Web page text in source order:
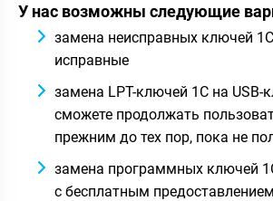
У нас возможны следующие
замена неисправных ключей
исправные
замена LPT-ключей 1С на
сможете продолжать
прежним до тех пор, пока не
замена программных ключей
с бесплатным